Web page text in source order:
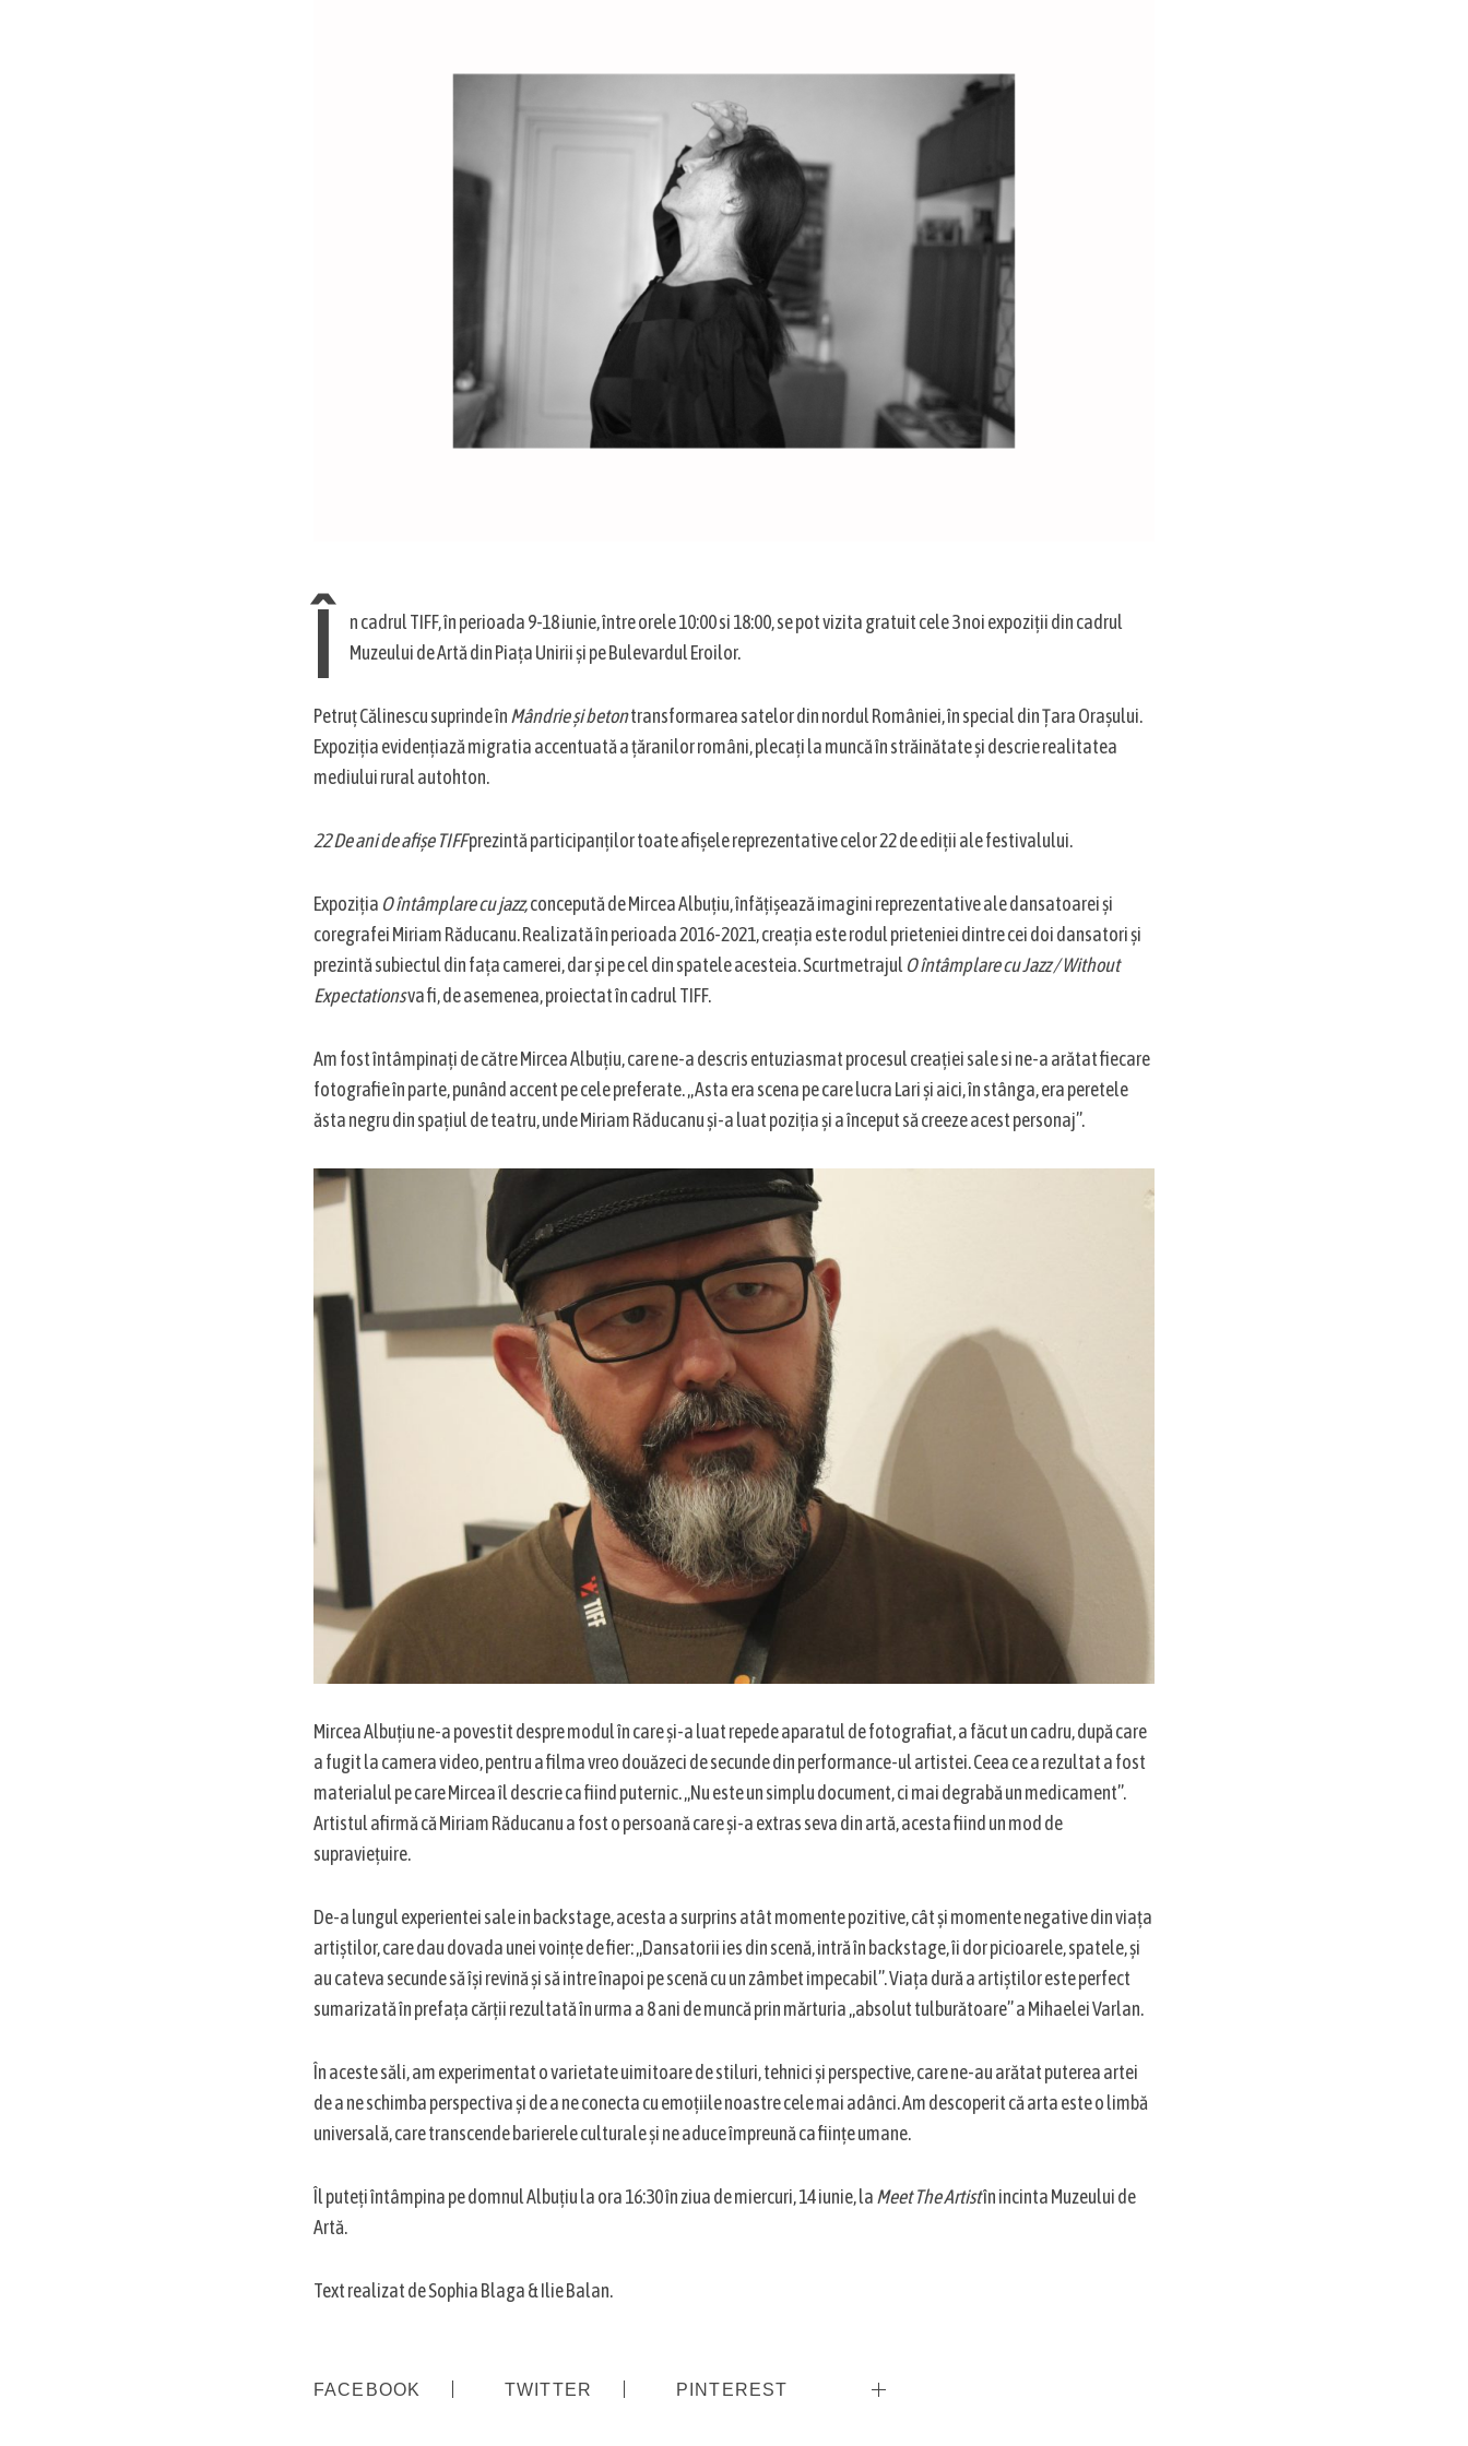
Î
n cadrul TIFF, în perioada 9-18 iunie, între orele 10:00 si 18:00, se pot vizita gratuit cele 3 noi expoziții din cadrul
Muzeului de Artă din Piața Unirii și pe Bulevardul Eroilor.
Petruț Călinescu suprinde înMândrie și betontransformarea satelor din nordul României, în special din Țara Orașului.
Expoziția evidențiază migratia accentuată a țăranilor români, plecați la muncă în străinătate și descrie realitatea
mediului rural autohton.
22 De ani de afișe TIFFprezintă participanților toate afișele reprezentative celor 22 de ediții ale festivalului.
Expoziția O întâmplare cu jazz,concepută de Mircea Albuțiu, înfățișează imagini reprezentative ale dansatoarei și
coregrafei Miriam Răducanu. Realizată în perioada 2016-2021, creația este rodul prieteniei dintre cei doi dansatori și
prezintă subiectul din fața camerei, dar și pe cel din spatele acesteia. Scurtmetrajul O întâmplare cu Jazz / Without
Expectationsva fi, de asemenea, proiectat în cadrul TIFF.
Am fost întâmpinați de către Mircea Albuțiu, care ne-a descris entuziasmat procesul creației sale si ne-a arătat fiecare
fotografie în parte, punând accent pe cele preferate. „Asta era scena pe care lucra Lari și aici, în stânga, era peretele
ăsta negru din spațiul de teatru, unde Miriam Răducanu și-a luat poziția și a început să creeze acest personaj”.
Mircea Albuțiu ne-a povestit despre modul în care și-a luat repede aparatul de fotografiat, a făcut un cadru, după care
a fugit la camera video, pentru a filma vreo douăzeci de secunde din performance-ul artistei. Ceea ce a rezultat a fost
materialul pe care Mircea îl descrie ca fiind puternic. „Nu este un simplu document, ci mai degrabă un medicament”.
Artistul afirmă că Miriam Răducanu a fost o persoană care și-a extras seva din artă, acesta fiind un mod de
supraviețuire.
De-a lungul experientei sale in backstage, acesta a surprins atât momente pozitive, cât și momente negative din viața
artiștilor, care dau dovada unei voințe de fier: „Dansatorii ies din scenă, intră în backstage, îi dor picioarele, spatele, și
au cateva secunde să își revină și să intre înapoi pe scenă cu un zâmbet impecabil”. Viața dură a artiștilor este perfect
sumarizată în prefața cărții rezultată în urma a 8 ani de muncă prin mărturia „absolut tulburătoare” a Mihaelei Varlan.
În aceste săli, am experimentat o varietate uimitoare de stiluri, tehnici și perspective, care ne-au arătat puterea artei
de a ne schimba perspectiva și de a ne conecta cu emoțiile noastre cele mai adânci. Am descoperit că arta este o limbă
universală, care transcende barierele culturale și ne aduce împreună ca ființe umane.
Îl puteți întâmpina pe domnul Albuțiu la ora 16:30 în ziua de miercuri, 14 iunie, laMeet The Artistîn incinta Muzeului de
Artă.
Text realizat de Sophia Blaga & Ilie Balan.
FACEBOOK TWITTER PINTEREST